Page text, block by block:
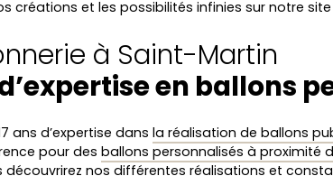
créations et les possibilités infinies sur notre site
à Saint-Martin
d’expertise en ballons
ans d’expertise dans la réalisation de ballons
pour des ballons personnalisés à proximité
découvrirez nos différentes réalisations et